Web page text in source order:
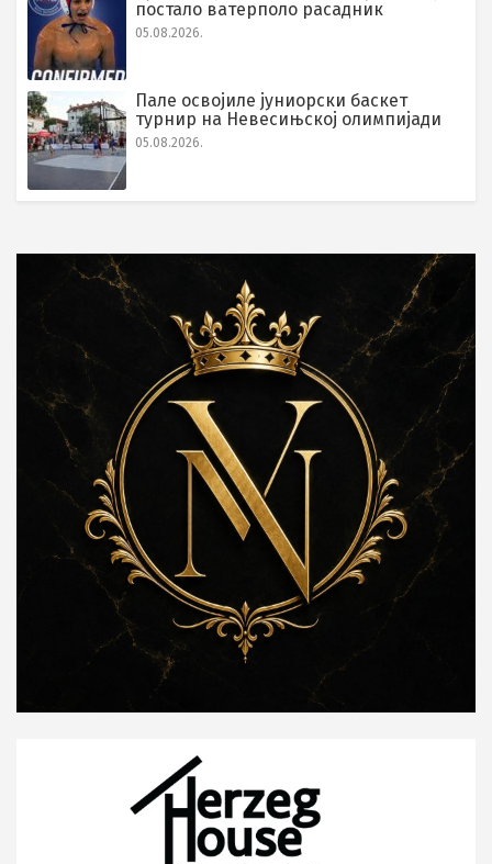
постало ватерполо расадник
05.08.2026.
Пале освојиле јуниорски баскет
турнир на Невесињској олимпијади
05.08.2026.